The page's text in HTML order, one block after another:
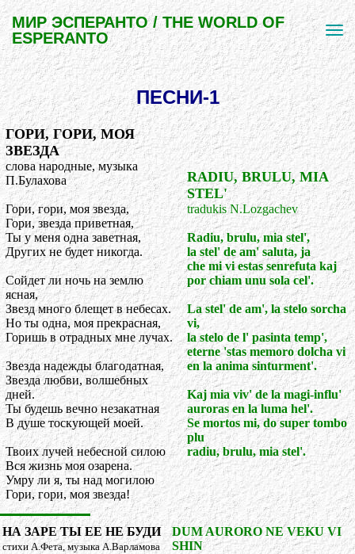
МИР ЭСПЕРАНТО / THE WORLD OF
ESPERANTO
ПЕСНИ-1
ГОРИ, ГОРИ, МОЯ
ЗВЕЗДА
слова народные, музыка
П.Булахова
Гори, гори, моя звезда,
Гори, звезда приветная,
Ты у меня одна заветная,
Других не будет никогда.
Сойдет ли ночь на землю
ясная,
Звезд много блещет в небесах.
Но ты одна, моя прекрасная,
Горишь в отрадных мне лучах.
Звезда надежды благодатная,
Звезда любви, волшебных
дней.
Ты будешь вечно незакатная
В душе тоскующей моей.
Твоих лучей небесной силою
Вся жизнь моя озарена.
Умру ли я, ты над могилою
Гори, гори, моя звезда!
RADIU, BRULU, MIA
STEL'
tradukis N.Lozgachev
Radiu, brulu, mia stel',
la stel' de am' saluta, ja
che mi vi estas senrefuta kaj
por chiam unu sola cel'.
La stel' de am', la stelo sorcha
vi,
la stelo de l' pasinta temp',
eterne 'stas memoro dolcha vi
en la anima sinturment'.
Kaj mia viv' de la magi-influ'
auroras en la luma hel'.
Se mortos mi, do super tombo
plu
radiu, brulu, mia stel'.
НА ЗАРЕ ТЫ ЕЕ НЕ БУДИ
стихи А.Фета, музыка А.Варламова
DUM AURORO NE VEKU VI
SHIN